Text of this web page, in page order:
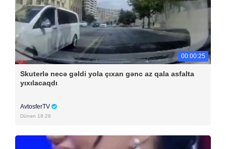
00:00:25
Skuterlə necə gəldi yola çıxan gənc az qala asfalta
yıxılacaqdı
AvtosferTV
Dünən 18:26